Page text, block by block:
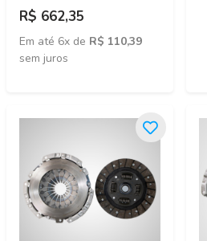
R$ 662,35
Em até 6x de R$ 110,39
sem juros